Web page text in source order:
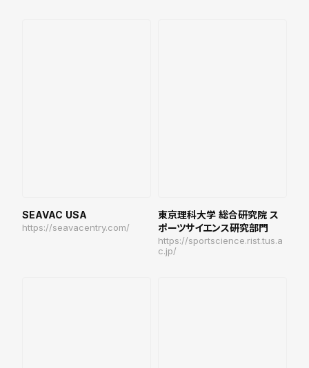
SEAVAC USA
https://seavacentry.com/
東京理科大学 総合研究院 ス
ポーツサイエンス研究部門
https://sportscience.rist.tus.a
c.jp/